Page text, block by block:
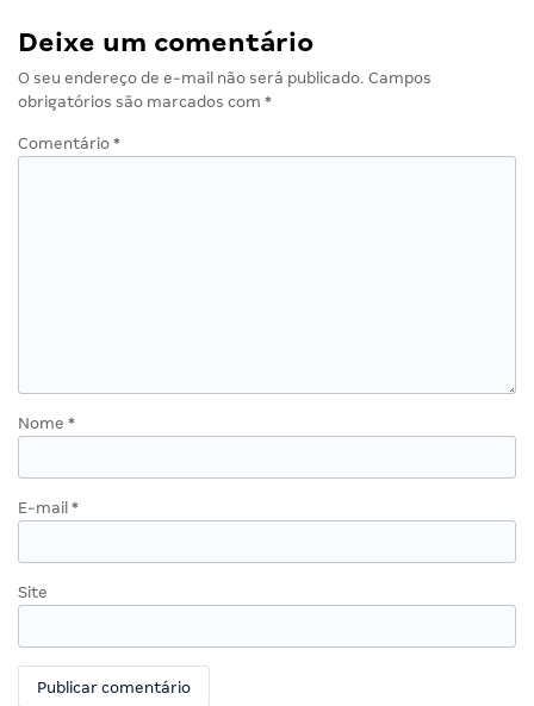
Deixe um comentário
O seu endereço de e-mail não será publicado. Campos
obrigatórios são marcados com *
Comentário *
Nome *
E-mail *
Site